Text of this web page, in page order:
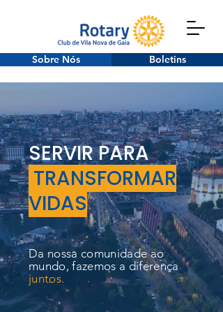
Sobre Nós Boletins
SERVIR PARA
TRANSFORMAR
VIDAS
Da nossa comunidade ao
mundo, fazemos a diferença
juntos.